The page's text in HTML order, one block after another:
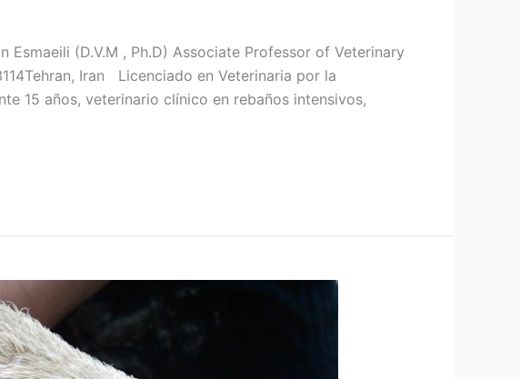
(D.V.M , Ph.D) Associate Professor of Veterinary
Iran Licenciado en Veterinaria por la
15 años, veterinario clínico en rebaños intensivos,